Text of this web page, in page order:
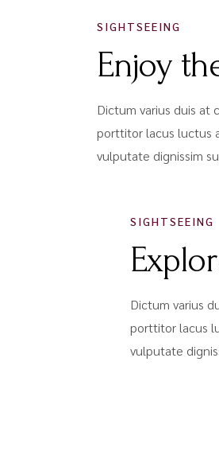
SIGHTSEEING
Enjoy
Dictum varius duis at
porttitor lacus luctus
vulputate dignissim
SIGHTSEEING
Dictum varius
porttitor lacus
vulputate